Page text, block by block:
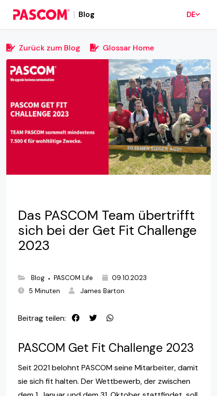
Blog DE
Zurück zum Blog Glossar Home
Das PASCOM Team übertrifft
sich bei der Get Fit Challenge
2023
Blog ● PASCOM Life
09.10.2023
5 Minuten
James Barton
Beitrag teilen:
PASCOM Get Fit Challenge 2023
Seit 2021 belohnt PASCOM seine Mitarbeiter, damit
sie sich fit halten. Der Wettbewerb, der zwischen